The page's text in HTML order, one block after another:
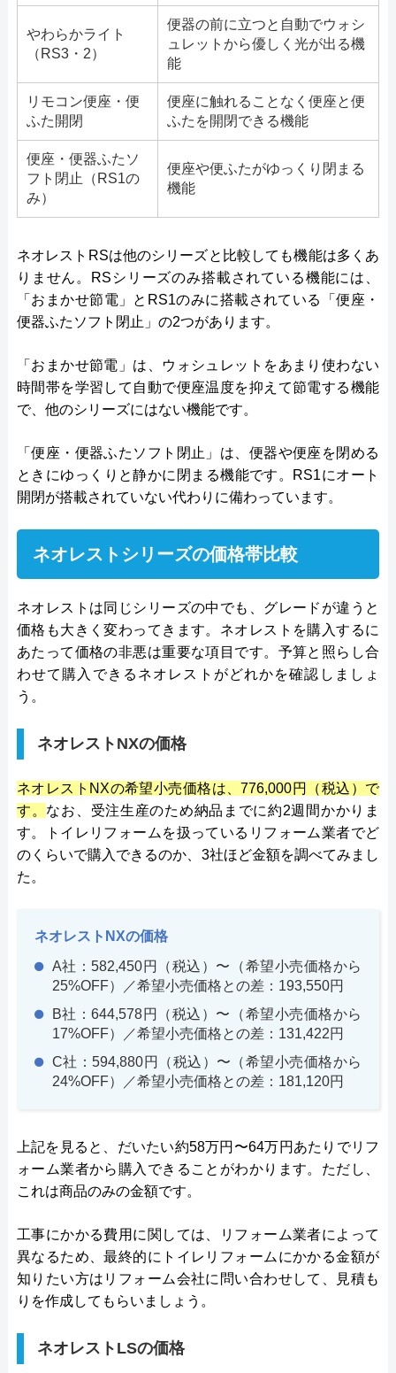
やわらかライト
（RS3・2）
便器の前に立つと自動でウォシ
ュレットから優しく光が出る機
能
リモコン便座・便
ふた開閉
便座に触れることなく便座と便
ふたを開閉できる機能
便座・便器ふたソ
フト閉止（RS1の
み）
便座や便ふたがゆっくり閉まる
機能
ネオレストRSは他のシリーズと比較しても機能は多くあ
りません。RSシリーズのみ搭載されている機能には、
「おまかせ節電」とRS1のみに搭載されている「便座・
便器ふたソフト閉止」の2つがあります。
「おまかせ節電」は、ウォシュレットをあまり使わない
時間帯を学習して自動で便座温度を抑えて節電する機能
で、他のシリーズにはない機能です。
「便座・便器ふたソフト閉止」は、便器や便座を閉める
ときにゆっくりと静かに閉まる機能です。RS1にオート
開閉が搭載されていない代わりに備わっています。
ネオレストシリーズの価格帯比較
ネオレストは同じシリーズの中でも、グレードが違うと
価格も大きく変わってきます。ネオレストを購入するに
あたって価格の非悪は重要な項目です。予算と照らし合
わせて購入できるネオレストがどれかを確認しましょ
う。
ネオレストNXの価格
ネオレストNXの希望小売価格は、776,000円（税込）で
す。 なお、受注生産のため納品までに約2週間かかりま
す。トイレリフォームを扱っているリフォーム業者でど
のくらいで購入できるのか、3社ほど金額を調べてみまし
た。
ネオレストNXの価格
A社：582,450円（税込）〜（希望小売価格から
25%OFF）／希望小売価格との差：193,550円
B社：644,578円（税込）〜（希望小売価格から
17%OFF）／希望小売価格との差：131,422円
C社：594,880円（税込）〜（希望小売価格から
24%OFF）／希望小売価格との差：181,120円
上記を見ると、だいたい約58万円〜64万円あたりでリフ
ォーム業者から購入できることがわかります。ただし、
これは商品のみの金額です。
工事にかかる費用に関しては、リフォーム業者によって
異なるため、最終的にトイレリフォームにかかる金額が
知りたい方はリフォーム会社に問い合わせして、見積も
りを作成してもらいましょう。
ネオレストLSの価格